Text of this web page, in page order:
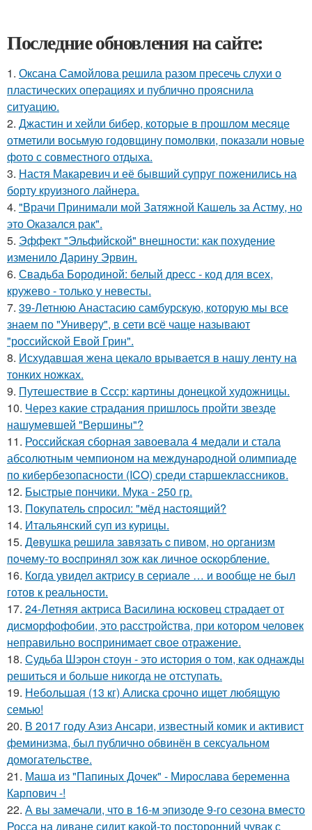
Последние обновления на сайте:
1. Оксана Самойлова решила разом пресечь слухи о
пластических операциях и публично прояснила
ситуацию.
2. Джастин и хейли бибер, которые в прошлом месяце
отметили восьмую годовщину помолвки, показали новые
фото с совместного отдыха.
3. Настя Макаревич и её бывший супруг поженились на
борту круизного лайнера.
4. "Врачи Принимали мой Затяжной Кашель за Астму, но
это Оказался рак".
5. Эффект "Эльфийской" внешности: как похудение
изменило Дарину Эрвин.
6. Свадьба Бородиной: белый дресс - код для всех,
кружево - только у невесты.
7. 39-Летнюю Анастасию самбурскую, которую мы все
знаем по "Универу", в сети всё чаще называют
"российской Евой Грин".
8. Исхудавшая жена цекало врывается в нашу ленту на
тонких ножках.
9. Путешествие в Ссср: картины донецкой художницы.
10. Через какие страдания пришлось пройти звезде
нашумевшей "Вершины"?
11. Российская сборная завоевала 4 медали и стала
абсолютным чемпионом на международной олимпиаде
по кибербезопасности (ICO) среди старшеклассников.
12. Быстрые пончики. Мука - 250 гр.
13. Покупатель спросил: "мёд настоящий?
14. Итальянский суп из курицы.
15. Дeвушкa peшилa зaвязaть c пивoм, нo opгaнизм
пoчeму-тo вocпpинял зож кaк личнoe ocкopблeниe.
16. Когда увидел актрису в сериале … и вообще не был
готов к реальности.
17. 24-Летняя актриса Василина юсковец страдает от
дисморфофобии, это расстройства, при котором человек
неправильно воспринимает свое отражение.
18. Судьба Шэрон стоун - это история о том, как однажды
решиться и больше никогда не отступать.
19. Небольшая (13 кг) Алиска срочно ищет любящую
семью!
20. В 2017 году Азиз Ансари, известный комик и активист
феминизма, был публично обвинён в сексуальном
домогательстве.
21. Маша из "Папиных Дочек" - Мирослава беременна
Карпович -!
22. А вы замечали, что в 16-м эпизоде 9-го сезона вместо
Росса на диване сидит какой-то посторонний чувак с